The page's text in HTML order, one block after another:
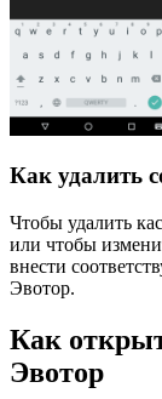
Как удалить
Чтобы удалить
или чтобы
внести
Эвотор.
Как
Эвотор